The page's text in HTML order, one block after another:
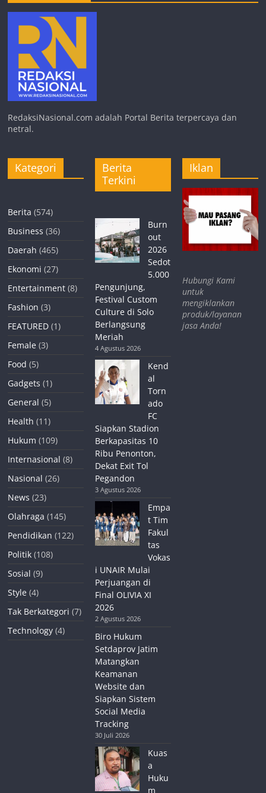
RedaksiNasional.com adalah Portal Berita terpercaya dan
netral.
Kategori
Berita (574)
Business (36)
Daerah (465)
Ekonomi (27)
Entertainment (8)
Fashion (3)
FEATURED (1)
Female (3)
Food (5)
Gadgets (1)
General (5)
Health (11)
Hukum (109)
Internasional (8)
Nasional (26)
News (23)
Olahraga (145)
Pendidikan (122)
Politik (108)
Sosial (9)
Style (4)
Tak Berkategori (7)
Technology (4)
Berita
Terkini
Burn
out
2026
Sedot
5.000
Pengunjung,
Festival Custom
Culture di Solo
Berlangsung
Meriah
4 Agustus 2026
Kend
al
Torn
ado
FC
Siapkan Stadion
Berkapasitas 10
Ribu Penonton,
Dekat Exit Tol
Pegandon
3 Agustus 2026
Empa
t Tim
Fakul
tas
Vokas
i UNAIR Mulai
Perjuangan di
Final OLIVIA XI
2026
2 Agustus 2026
Biro Hukum
Setdaprov Jatim
Matangkan
Keamanan
Website dan
Siapkan Sistem
Social Media
Tracking
30 Juli 2026
Kuas
a
Huku
m
Iklan
Hubungi Kami
untuk
mengiklankan
produk/layanan
jasa Anda!